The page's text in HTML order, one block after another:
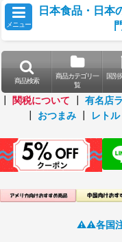
メニュー
日本食品・日本
商品検索
商品カテゴリ一
覧
国別
関税について 有名店
おつまみ レト
⚠️⚠️各国